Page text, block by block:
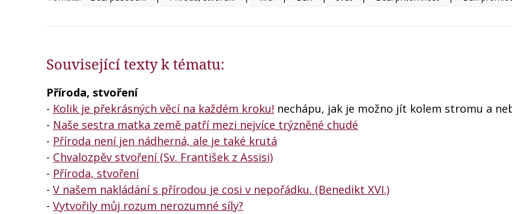
Související texty k tématu:
Příroda, stvoření
- Kolik je překrásných věcí na každém kroku! nechápu, jak je možno jít kolem stromu a
- Naše sestra matka země patří mezi nejvíce trýzněné chudé
- Příroda není jen nádherná, ale je také krutá
- Chvalozpěv stvoření (Sv. František z Assisi)
- Příroda, stvoření
- V našem nakládání s přírodou je cosi v nepořádku. (Benedikt XVI.)
- Vytvořily můj rozum nerozumné síly?